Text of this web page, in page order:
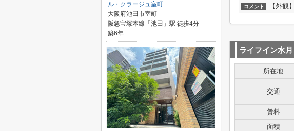
コメント 【外観】
ライフイン水月
所在地
交通
賃料
面積
ル・クラージュ室町
大阪府池田市室町
阪急宝塚本線「池田」駅 徒歩4分
築6年